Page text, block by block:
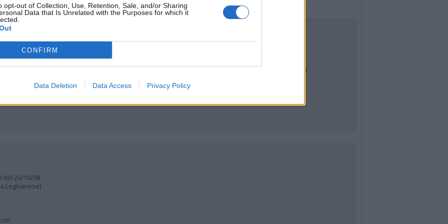
opt-out of Collection, Use, Retention, Sale, and/or Sharing
Data that Is Unrelated with the Purposes for which it
CONFIRM
Data Deletion Data Access Privacy Policy
Web TV
Auguri
Articoli più letti
del 23/10/08
Legnanese)